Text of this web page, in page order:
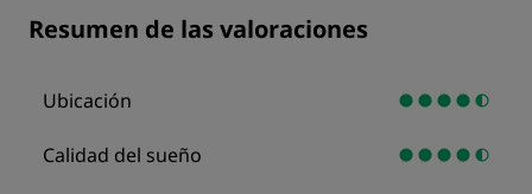
Resumen de las valoraciones
Ubicación
Calidad del sueño